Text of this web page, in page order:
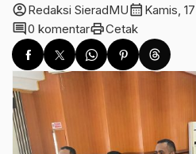
account_circleRedaksi SieradMUcalendar_month Kamis,
comment0 komentarprintCetak